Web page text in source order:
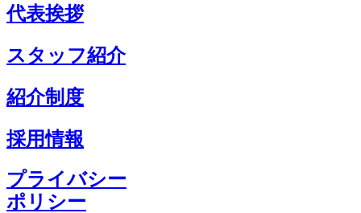
代表挨拶
スタッフ紹介
紹介制度
採用情報
プライバシー
ポリシー